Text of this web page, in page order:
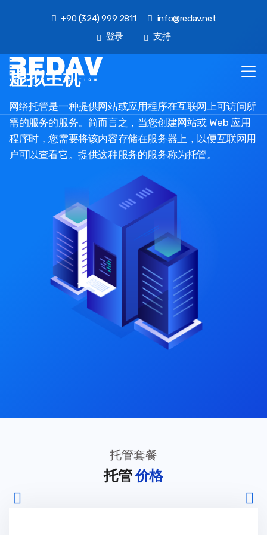
+90 (324) 999 2811
info@redav.net
登录
支持
虚拟主机
网络托管是一种提供网站或应用程序在互联网上可访问所
需的服务的服务。简而言之，当您创建网站或 Web 应用
程序时，您需要将该内容存储在服务器上，以便互联网用
户可以查看它。提供这种服务的服务称为托管。
托管套餐
托管价格